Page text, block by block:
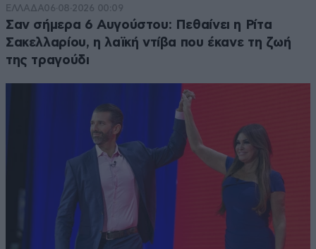
ΕΛΛΑΔΑ06·08·2026 00:09
Σαν σήμερα 6 Αυγούστου: Πεθαίνει η Ρίτα
Σακελλαρίου, η λαϊκή ντίβα που έκανε τη ζωή
της τραγούδι